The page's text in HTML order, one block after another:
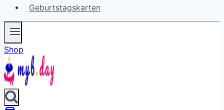
Geburtstagskarten
Shop